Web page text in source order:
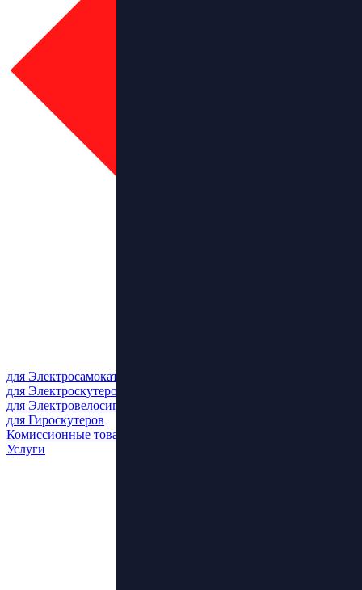
для Электросамокатов
для Электроскутеров
для Электровелосипедов
для Гироскутеров
Комиссионные товары
Услуги